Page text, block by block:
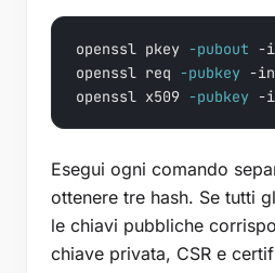
openssl pkey -pubout -
openssl req
-pubkey -in
openssl x509 -pubkey -
Esegui ogni comando
ottenere tre hash. Se tutti
le chiavi pubbliche
chiave privata, CSR e